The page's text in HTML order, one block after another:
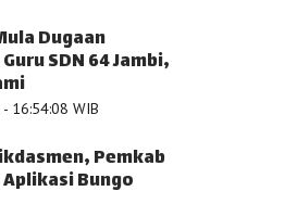
Dugaan
SDN 64 Jambi,
16:54:08 WIB
Pemkab
Bungo